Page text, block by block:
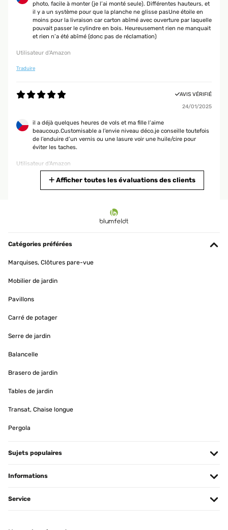
photo, facile à monter (je l’ai monté seule). Différentes hauteurs, et
il y a un système pour que la planche ne glisse pasUne étoile en
moins pour la livraison car carton abîmé avec ouverture par laquelle
pouvait passer le cylindre en bois. Heureusement rien ne manquait
et rien n’a été abîmé (donc pas de réclamation)
Utilisateur d'Amazon
Traduire
AVIS VÉRIFIÉ
24/01/2025
il a déjà quelques heures de vols et ma fille l’aime
beaucoup.Customisable a l’envie niveau déco.je conseille toutefois
de l’enduire d’un vernis ou une lasure voir une huile/cire pour
éviter les taches.
Utilisateur d'Amazon
tenir debout. Tellement curieux, il grimpait sur cette tour et me
continue d’utiliser cette tour pour m’aider à faire des gâteaux.
Traduire
AVIS VÉRIFIÉ
Afficher toutes les évaluations des clients
Catégories préférées
Marquises, Clôtures pare-vue
Mobilier de jardin
Pavillons
Carré de potager
Serre de jardin
Balancelle
Brasero de jardin
Tables de jardin
Transat, Chaise longue
Pergola
Sujets populaires
Informations
Service